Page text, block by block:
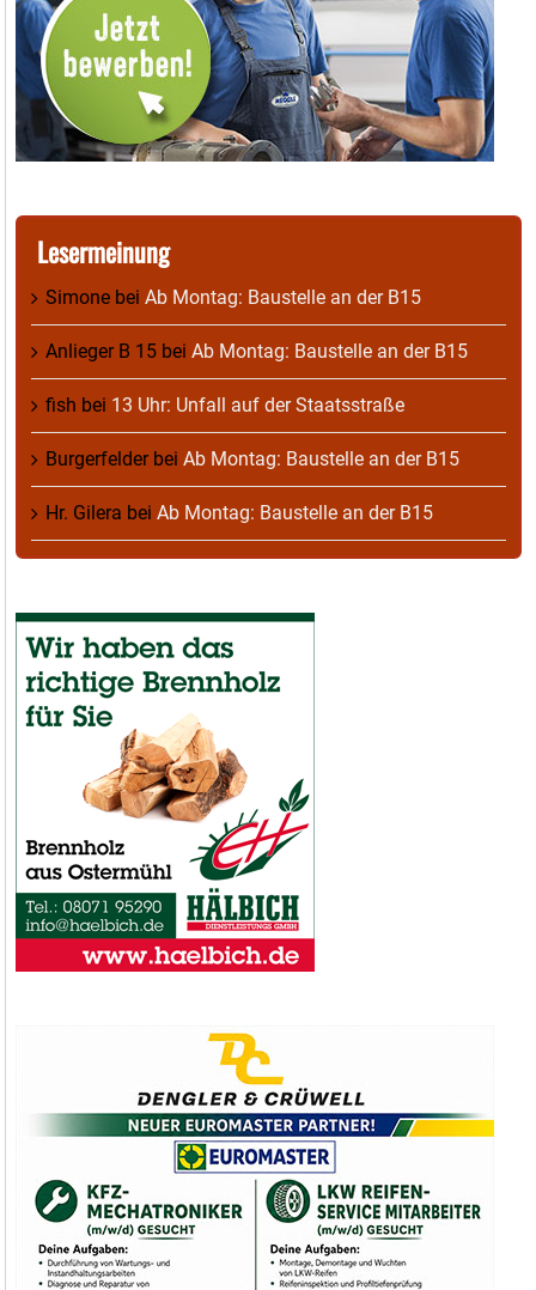
Lesermeinung
Simone bei Ab Montag: Baustelle an der B15
Anlieger B 15 bei Ab Montag: Baustelle an der B15
fish bei 13 Uhr: Unfall auf der Staatsstraße
Burgerfelderbei Ab Montag: Baustelle an der B15
Hr. Gilera bei Ab Montag: Baustelle an der B15